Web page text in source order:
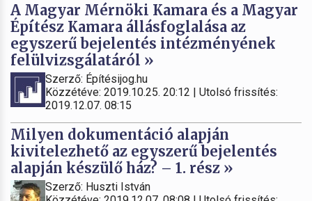
A Magyar Mérnöki Kamara és a Magyar
Építész Kamara állásfoglalása az
egyszerű bejelentés intézményének
felülvizsgálatáról »
Szerző: Építésijog.hu
Közzétéve: 2019.10.25. 20:12 | Utolsó frissítés:
2019.12.07. 08:15
Milyen dokumentáció alapján
kivitelezhető az egyszerű bejelentés
alapján készülő ház? – 1. rész »
Szerző: Huszti István